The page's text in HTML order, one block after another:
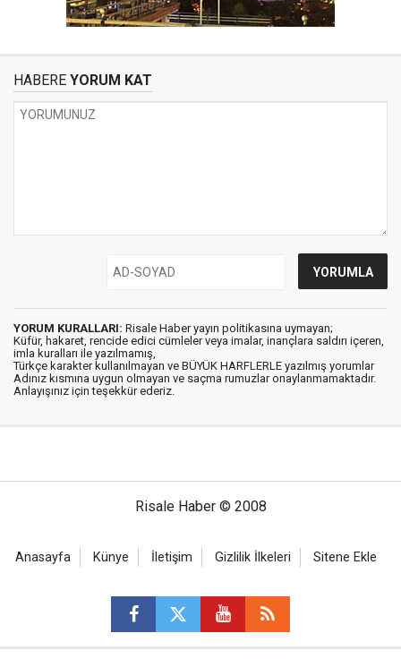
HABERE YORUM KAT
YORUM KURALLARI: Risale Haber yayın politikasına uymayan;
Küfür, hakaret, rencide edici cümleler veya imalar, inançlara saldırı içeren,
imla kuralları ile yazılmamış,
Türkçe karakter kullanılmayan ve BÜYÜK HARFLERLE yazılmış yorumlar
Adınız kısmına uygun olmayan ve saçma rumuzlar onaylanmamaktadır.
Anlayışınız için teşekkür ederiz.
Risale Haber © 2008
Anasayfa Künye İletişim Gizlilik İlkeleri Sitene Ekle